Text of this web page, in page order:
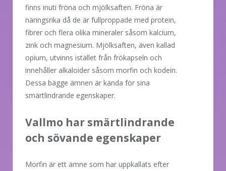
finns inuti fröna och mjölksaften. Fröna är
näringsrika då de är fullproppade med protein,
fibrer och flera olika mineraler såsom kalcium,
zink och magnesium. Mjölksaften, även kallad
opium, utvinns istället från frökapseln och
innehåller alkaloider såsom morfin och kodein.
Dessa bägge ämnen är kända för sina
smärtlindrande egenskaper.
Vallmo har smärtlindrande
och sövande egenskaper
Morfin är ett ämne som har uppkallats efter